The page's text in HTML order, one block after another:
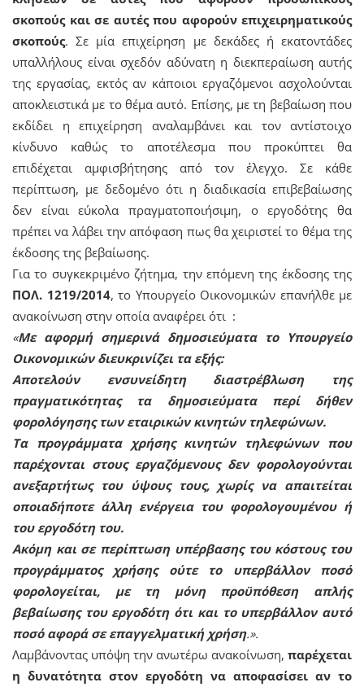
σκοπούς και σε αυτές που αφορούν επιχειρηματικούς
σκοπούς. Σε μία επιχείρηση με δεκάδες ή εκατοντάδες
υπαλλήλους είναι σχεδόν αδύνατη η διεκπεραίωση αυτής
της εργασίας, εκτός αν κάποιοι εργαζόμενοι ασχολούνται
αποκλειστικά με το θέμα αυτό. Επίσης, με τη βεβαίωση που
εκδίδει η επιχείρηση αναλαμβάνει και τον αντίστοιχο
κίνδυνο καθώς το αποτέλεσμα που προκύπτει θα
επιδέχεται αμφισβήτησης από τον έλεγχο. Σε κάθε
περίπτωση, με δεδομένο ότι η διαδικασία επιβεβαίωσης
δεν είναι εύκολα πραγματοποιήσιμη, ο εργοδότης θα
πρέπει να λάβει την απόφαση πως θα χειριστεί το θέμα της
έκδοσης της βεβαίωσης.
Για το συγκεκριμένο ζήτημα, την επόμενη της έκδοσης της
ΠΟΛ. 1219/2014, το Υπουργείο Οικονομικών επανήλθε με
ανακοίνωση στην οποία αναφέρει ότι :
«Με αφορμή σημερινά δημοσιεύματα το Υπουργείο
Οικονομικών διευκρινίζει τα εξής:
Αποτελούν ενσυνείδητη διαστρέβλωση της
πραγματικότητας τα δημοσιεύματα περί δήθεν
φορολόγησης των εταιρικών κινητών τηλεφώνων.
Τα προγράμματα χρήσης κινητών τηλεφώνων που
παρέχονται στους εργαζόμενους δεν φορολογούνται
ανεξαρτήτως του ύψους τους, χωρίς να απαιτείται
οποιαδήποτε άλλη ενέργεια του φορολογουμένου ή
του εργοδότη του.
Ακόμη και σε περίπτωση υπέρβασης του κόστους του
προγράμματος χρήσης ούτε το υπερβάλλον ποσό
φορολογείται, με τη μόνη προϋπόθεση απλής
βεβαίωσης του εργοδότη ότι και το υπερβάλλον αυτό
ποσό αφορά σε επαγγελματική χρήση.».
Λαμβάνοντας υπόψη την ανωτέρω ανακοίνωση, παρέχεται
η δυνατότητα στον εργοδότη να αποφασίσει αν το